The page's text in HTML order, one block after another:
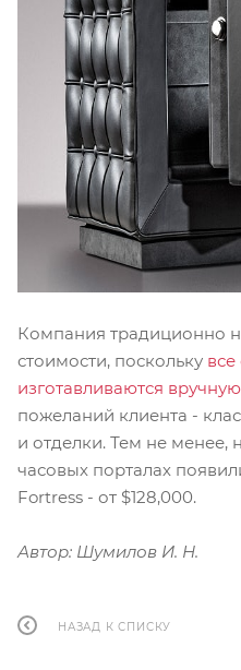
Компания традиционно
стоимости, поскольку
изготавливаются вручную
пожеланий клиента -
и отделки. Тем не менее,
часовых порталах
Fortress - от $128,000.
Автор: Шумилов И. Н.
НАЗАД К СПИСКУ